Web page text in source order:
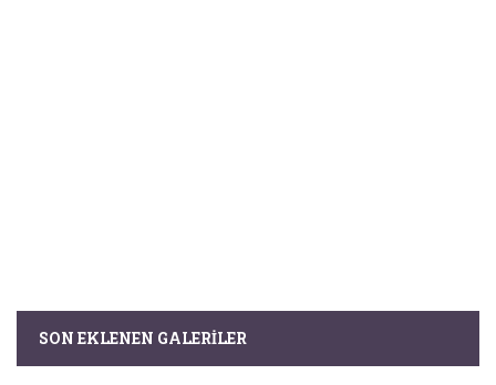
SON EKLENEN GALERILER